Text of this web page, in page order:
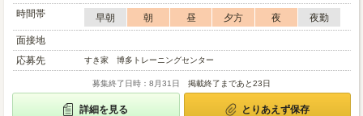
時間帯
早朝 朝 昼 夕方 夜
夜勤
面接地
応募先
すき家 博多トレーニングセンター
募集終了日時：8月31日 掲載終了まであと23日
詳細を見る とりあえず保存